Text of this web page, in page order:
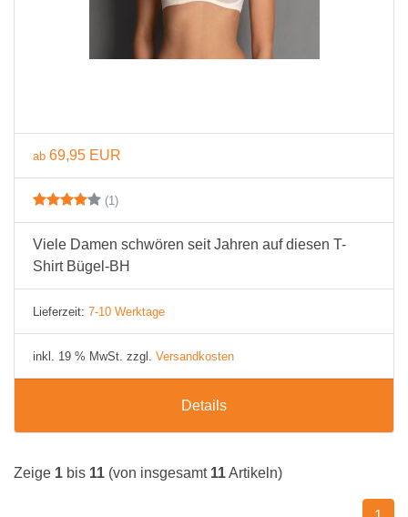
ab 69,95 EUR
(1)
Viele Damen schwören seit Jahren auf diesen T-
Shirt Bügel-BH
Lieferzeit: 7-10 Werktage
inkl. 19 % MwSt. zzgl. Versandkosten
Details
Zeige 1 bis 11 (von insgesamt 11Artikeln)